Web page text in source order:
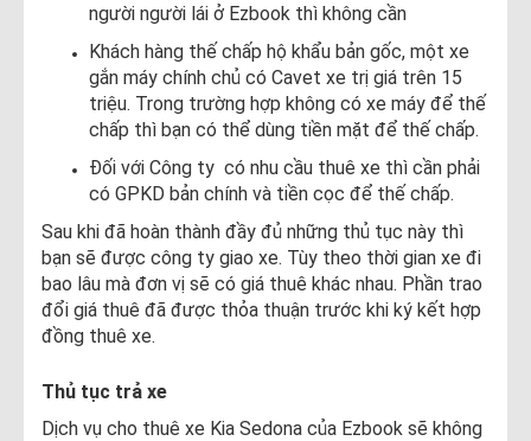
người người lái ở Ezbook thì không cần
Khách hàng thế chấp hộ khẩu bản gốc, một xe
gắn máy chính chủ có Cavet xe trị giá trên 15
triệu. Trong trường hợp không có xe máy để thế
chấp thì bạn có thể dùng tiền mặt để thế chấp.
Đối với Công ty có nhu cầu thuê xe thì cần phải
có GPKD bản chính và tiền cọc để thế chấp.
Sau khi đã hoàn thành đầy đủ những thủ tục này thì
bạn sẽ được công ty giao xe. Tùy theo thời gian xe đi
bao lâu mà đơn vị sẽ có giá thuê khác nhau. Phần trao
đổi giá thuê đã được thỏa thuận trước khi ký kết hợp
đồng thuê xe.
Thủ tục trả xe
Dịch vụ cho thuê xe Kia Sedona của Ezbook sẽ không